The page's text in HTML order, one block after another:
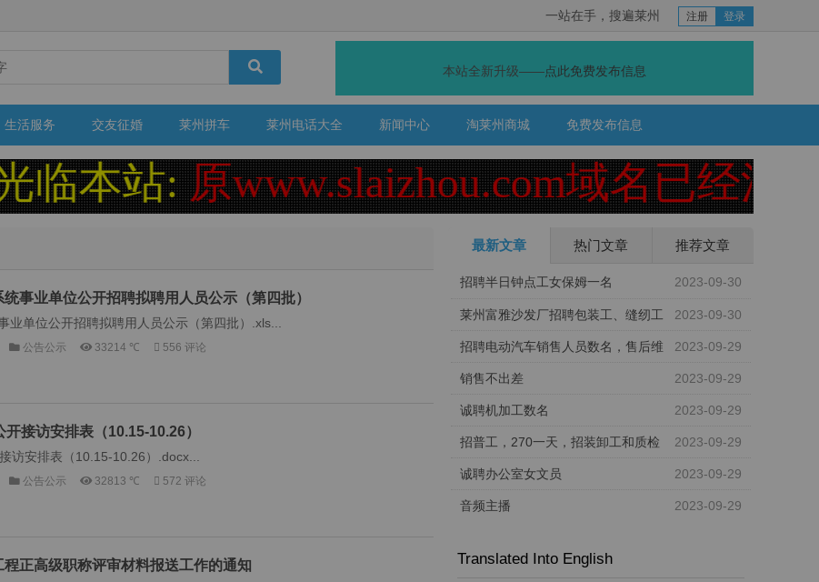
一站在手，搜遍莱州 注册 登录
本站全新升级——点此免费发布信息
生活服务 交友征婚 莱州拼车 莱州电话大全 新闻中心 淘莱州商城 免费发布信息
站: 原www.slaizhou.com域名已经注销！
事业单位公开招聘拟聘用人员公示（第四批）
业单位公开招聘拟聘用人员公示（第四批）.xls...
公告公示 33214 ℃ 556 评论
接访安排表（10.15-10.26）
访安排表（10.15-10.26）.docx...
公告公示 32813 ℃ 572 评论
正高级职称评审材料报送工作的通知
最新文章 热门文章 推荐文章
2023-09-30
招聘半日钟点工女保姆一名
2023-09-30
莱州富雅沙发厂招聘包装工、缝纫工
2023-09-29
招聘电动汽车销售人员数名，售后维
修工数名 2023-09-29
销售不出差
2023-09-29
诚聘机加工数名
2023-09-29
招普工，270一天，招装卸工和质检
2023-09-29
诚聘办公室女文员
2023-09-29
音频主播
Translated Into English